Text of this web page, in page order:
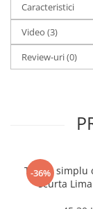
Caracteristici
Video (3)
Review-uri(0)
-36%
Tricou simplu
scurta